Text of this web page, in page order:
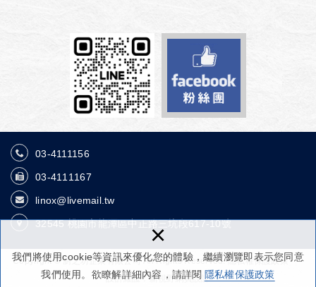
我們將使用cookie等資訊來優化您的體驗，繼續瀏覽即表示您同意
我們使用。欲瞭解詳細內容，請詳閱 隱私權保護政策
×
03-4111156
03-4111167
linox@livemail.tw
32545桃園市龍潭區中正路三坑段617-10號
Copyright © 廚之坊企業有限公司 All Rights Reserved.隱私權保護政策
設計維護：新視野網頁設計